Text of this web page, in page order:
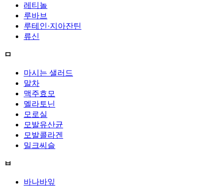
레티놀
루바브
루테인·지아잔틴
류신
ㅁ
마시는 샐러드
말차
맥주효모
멜라토닌
모로실
모발유산균
모발콜라겐
밀크씨슬
ㅂ
바나바잎